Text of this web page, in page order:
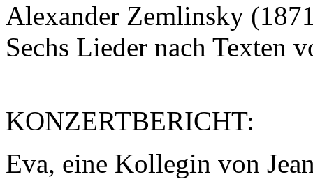
Alexander Zemlinsky
Sechs Lieder nach Texten
KONZERTBERICHT:
Eva, eine Kollegin von